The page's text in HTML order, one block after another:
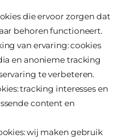
die ervoor zorgen dat
behoren functioneert.
van ervaring: cookies
en anonieme tracking
te verbeteren.
tracking interesses en
content en
wij maken gebruik